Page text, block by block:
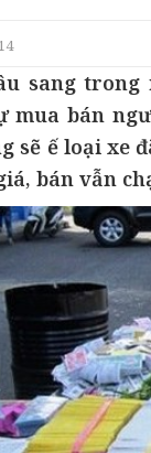
sang
mua bán
sẽ ế loại xe
bán vẫn